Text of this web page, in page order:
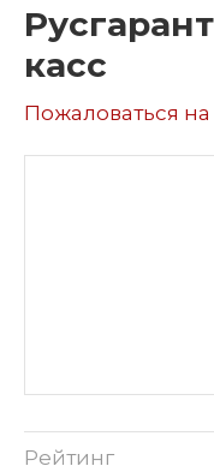
касс
Пожаловаться
Рейтинг